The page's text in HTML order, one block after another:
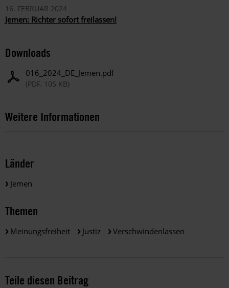
16. FEBRUAR 2024
Jemen: Richter sofort freilassen!
Downloads
016_2024_DE_Jemen.pdf
(PDF, 105 KB)
Weitere Informationen
Länder
Jemen
Themen
Meinungsfreiheit Justiz Verschwindenlassen
Teile diesen Beitrag